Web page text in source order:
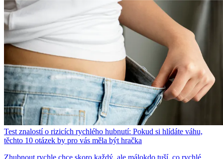
Test znalostí o rizicích rychlého hubnutí: Pokud si hlídáte váhu,
těchto 10 otázek by pro vás měla být hračka
Zhubnout rychle chce skoro každý, ale málokdo tuší, co rychlé